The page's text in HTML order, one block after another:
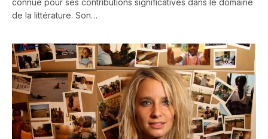
de la littérature. Son…